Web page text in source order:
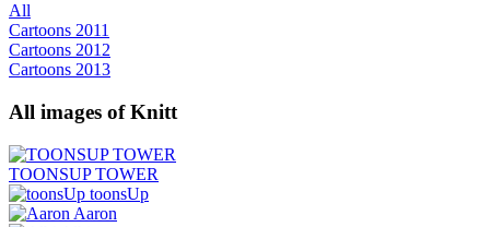
All
Cartoons 2011
Cartoons 2012
Cartoons 2013
All images of Knitt
TOONSUP TOWER
toonsUp
Aaron